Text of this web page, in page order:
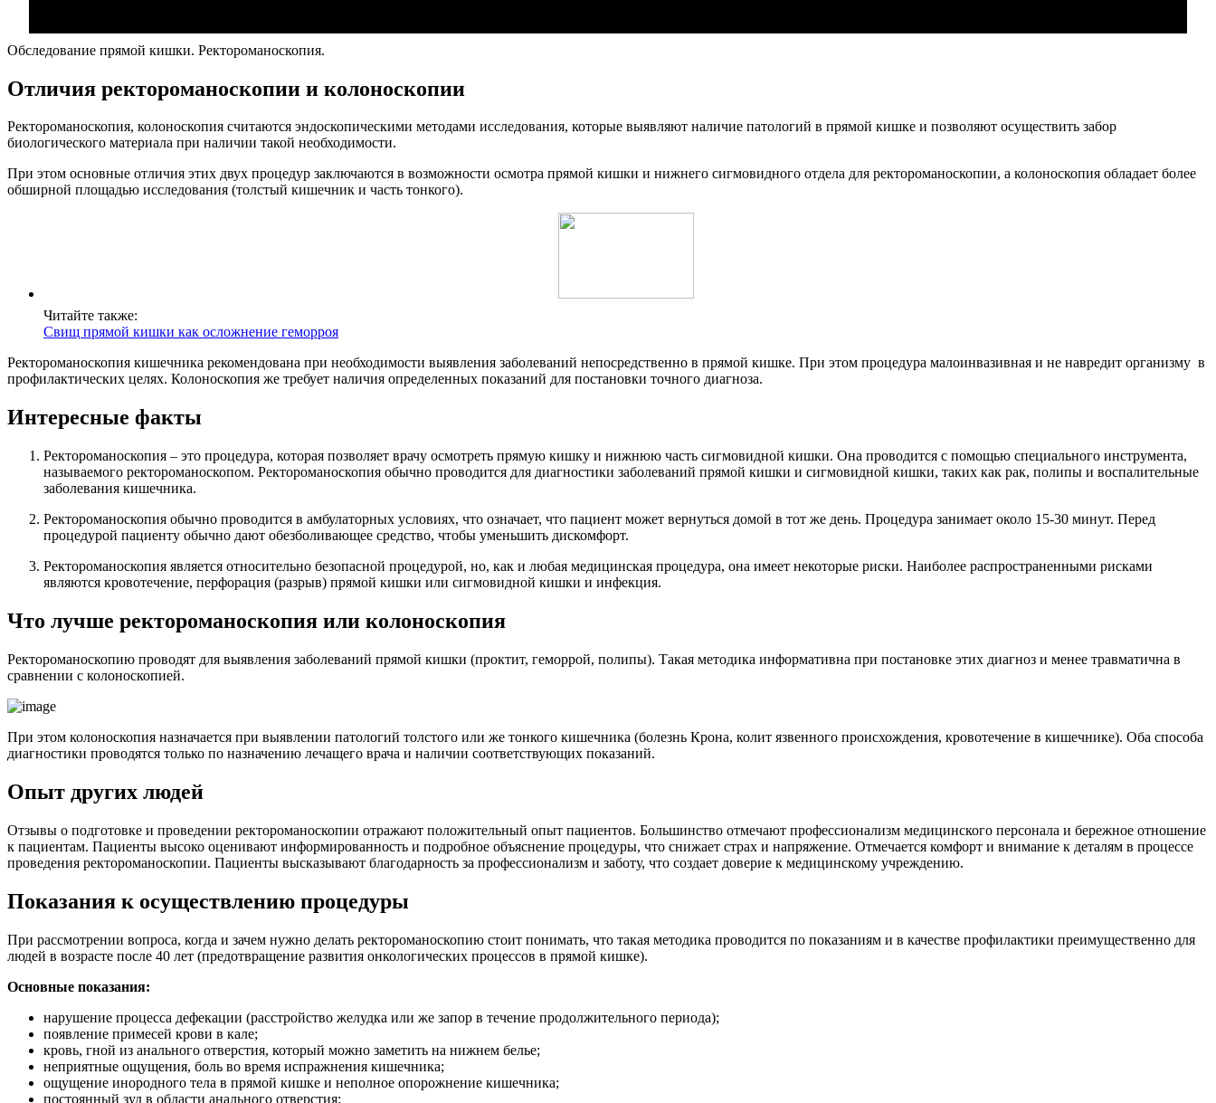
Обследование прямой кишки. Ректороманоскопия.
Отличия ректороманоскопии и колоноскопии
Ректороманоскопия, колоноскопия считаются эндоскопическими методами исследования, которые выявляют наличие патологий в прямой кишке и позволяют осуществить забор
биологического материала при наличии такой необходимости.
При этом основные отличия этих двух процедур заключаются в возможности осмотра прямой кишки и нижнего сигмовидного отдела для ректороманоскопии, а колоноскопия обладает более
обширной площадью исследования (толстый кишечник и часть тонкого).
Читайте также:
Свищ прямой кишки как осложнение геморроя
Ректороманоскопия кишечника рекомендована при необходимости выявления заболеваний непосредственно в прямой кишке. При этом процедура малоинвазивная и не навредит организму в
профилактических целях. Колоноскопия же требует наличия определенных показаний для постановки точного диагноза.
Интересные факты
Ректороманоскопия – это процедура, которая позволяет врачу осмотреть прямую кишку и нижнюю часть сигмовидной кишки. Она проводится с помощью специального инструмента,
называемого ректороманоскопом. Ректороманоскопия обычно проводится для диагностики заболеваний прямой кишки и сигмовидной кишки, таких как рак, полипы и воспалительные
заболевания кишечника.
Ректороманоскопия обычно проводится в амбулаторных условиях, что означает, что пациент может вернуться домой в тот же день. Процедура занимает около 15-30 минут. Перед
процедурой пациенту обычно дают обезболивающее средство, чтобы уменьшить дискомфорт.
Ректороманоскопия является относительно безопасной процедурой, но, как и любая медицинская процедура, она имеет некоторые риски. Наиболее распространенными рисками
являются кровотечение, перфорация (разрыв) прямой кишки или сигмовидной кишки и инфекция.
Что лучше ректороманоскопия или колоноскопия
Ректороманоскопию проводят для выявления заболеваний прямой кишки (проктит, геморрой, полипы). Такая методика информативна при постановке этих диагноз и менее травматична в
сравнении с колоноскопией.
При этом колоноскопия назначается при выявлении патологий толстого или же тонкого кишечника (болезнь Крона, колит язвенного происхождения, кровотечение в кишечнике). Оба способа
диагностики проводятся только по назначению лечащего врача и наличии соответствующих показаний.
Опыт других людей
Отзывы о подготовке и проведении ректороманоскопии отражают положительный опыт пациентов. Большинство отмечают профессионализм медицинского персонала и бережное отношение
к пациентам. Пациенты высоко оценивают информированность и подробное объяснение процедуры, что снижает страх и напряжение. Отмечается комфорт и внимание к деталям в процессе
проведения ректороманоскопии. Пациенты высказывают благодарность за профессионализм и заботу, что создает доверие к медицинскому учреждению.
Показания к осуществлению процедуры
При рассмотрении вопроса, когда и зачем нужно делать ректороманоскопию стоит понимать, что такая методика проводится по показаниям и в качестве профилактики преимущественно для
людей в возрасте после 40 лет (предотвращение развития онкологических процессов в прямой кишке).
Основные показания:
нарушение процесса дефекации (расстройство желудка или же запор в течение продолжительного периода);
появление примесей крови в кале;
кровь, гной из анального отверстия, который можно заметить на нижнем белье;
неприятные ощущения, боль во время испражнения кишечника;
ощущение инородного тела в прямой кишке и неполное опорожнение кишечника;
постоянный зуд в области анального отверстия;